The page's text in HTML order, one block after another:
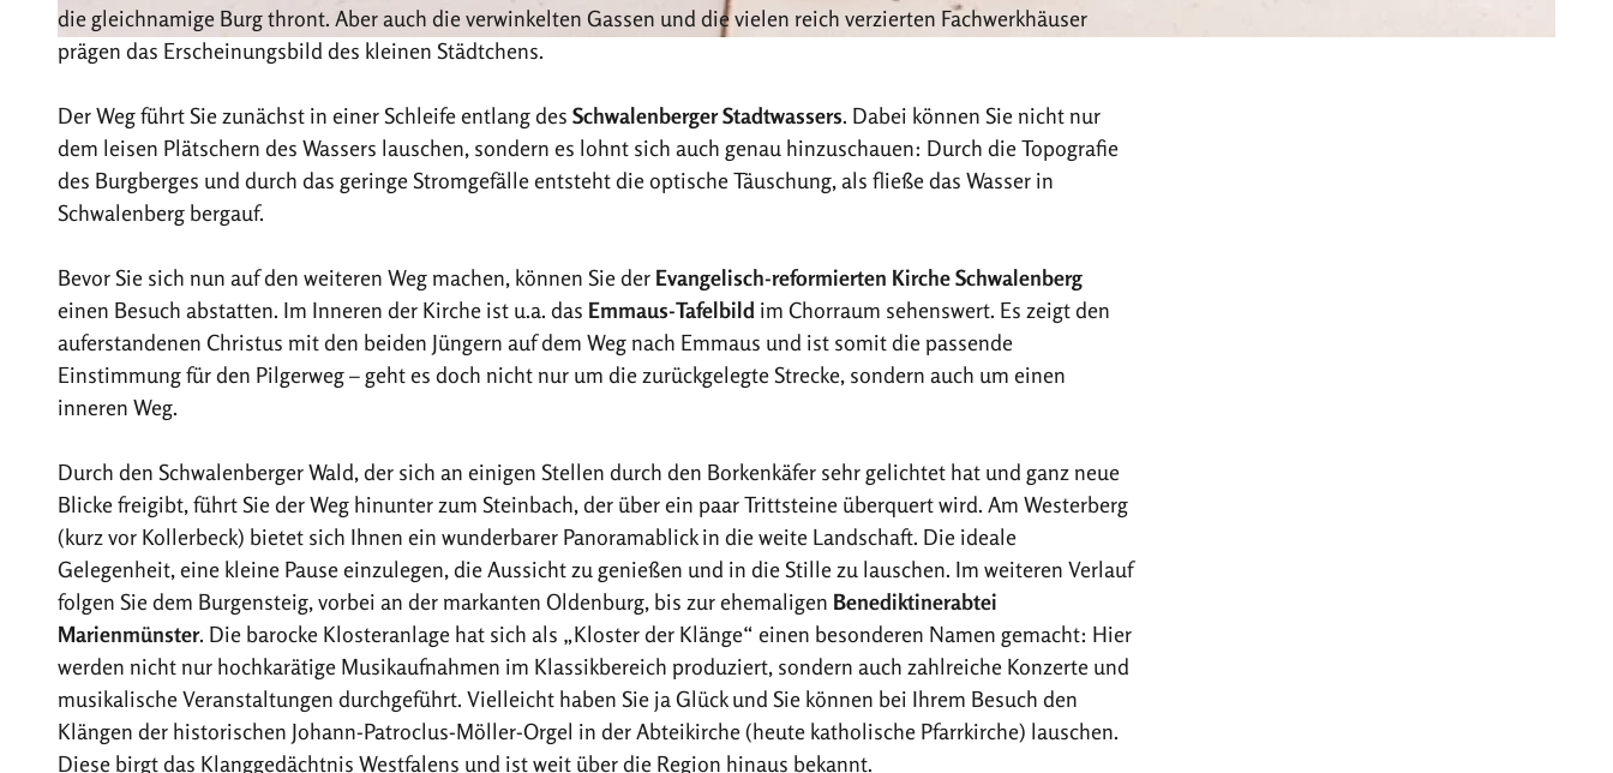
© Teutoburger Wald Tourismus, Anton Röser
die gleichnamige Burg thront. Aber auch die verwinkelten Gassen und die vielen reich verzierten Fachwerkhäuser
prägen das Erscheinungsbild des kleinen Städtchens.
Der Weg führt Sie zunächst in einer Schleife entlang des Schwalenberger Stadtwassers. Dabei können Sie nicht nur
dem leisen Plätschern des Wassers lauschen, sondern es lohnt sich auch genau hinzuschauen: Durch die Topografie
des Burgberges und durch das geringe Stromgefälle entsteht die optische Täuschung, als fließe das Wasser in
Schwalenberg bergauf.
Bevor Sie sich nun auf den weiteren Weg machen, können Sie der Evangelisch-reformierten Kirche Schwalenberg
einen Besuch abstatten. Im Inneren der Kirche ist u.a. das Emmaus-Tafelbild im Chorraum sehenswert. Es zeigt den
auferstandenen Christus mit den beiden Jüngern auf dem Weg nach Emmaus und ist somit die passende
Einstimmung für den Pilgerweg – geht es doch nicht nur um die zurückgelegte Strecke, sondern auch um einen
inneren Weg.
Durch den Schwalenberger Wald, der sich an einigen Stellen durch den Borkenkäfer sehr gelichtet hat und ganz neue
Blicke freigibt, führt Sie der Weg hinunter zum Steinbach, der über ein paar Trittsteine überquert wird. Am Westerberg
(kurz vor Kollerbeck) bietet sich Ihnen ein wunderbarer Panoramablick in die weite Landschaft. Die ideale
Gelegenheit, eine kleine Pause einzulegen, die Aussicht zu genießen und in die Stille zu lauschen. Im weiteren Verlauf
folgen Sie dem Burgensteig, vorbei an der markanten Oldenburg, bis zur ehemaligen Benediktinerabtei
Marienmünster. Die barocke Klosteranlage hat sich als „Kloster der Klänge“ einen besonderen Namen gemacht: Hier
werden nicht nur hochkarätige Musikaufnahmen im Klassikbereich produziert, sondern auch zahlreiche Konzerte und
musikalische Veranstaltungen durchgeführt. Vielleicht haben Sie ja Glück und Sie können bei Ihrem Besuch den
Klängen der historischen Johann-Patroclus-Möller-Orgel in der Abteikirche (heute katholische Pfarrkirche) lauschen.
Diese birgt das Klanggedächtnis Westfalens und ist weit über die Region hinaus bekannt.